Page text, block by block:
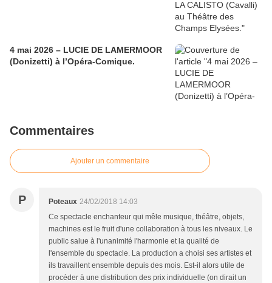
4 mai 2026 – LUCIE DE LAMERMOOR
(Donizetti) à l’Opéra-Comique.
Commentaires
Ajouter un commentaire
P Poteaux 24/02/2018 14:03
Ce spectacle enchanteur qui mêle musique, théâtre, objets,
machines est le fruit d'une collaboration à tous les niveaux. Le
public salue à l'unanimité l'harmonie et la qualité de
l'ensemble du spectacle. La production a choisi ses artistes et
ils travaillent ensemble depuis des mois. Est-il alors utile de
procéder à une distribution des prix individuelle (on dirait un